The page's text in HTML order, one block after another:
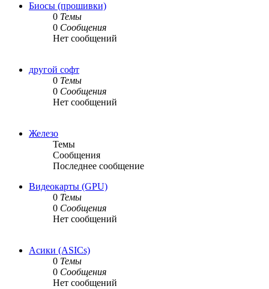
Биосы (прошивки)
0 Темы
0 Сообщения
Нет сообщений
другой софт
0 Темы
0 Сообщения
Нет сообщений
Железо
Темы
Сообщения
Последнее сообщение
Видеокарты (GPU)
0 Темы
0 Сообщения
Нет сообщений
Асики (ASICs)
0 Темы
0 Сообщения
Нет сообщений